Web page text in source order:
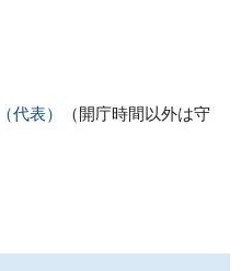
（代表）
（開庁時間以外は守